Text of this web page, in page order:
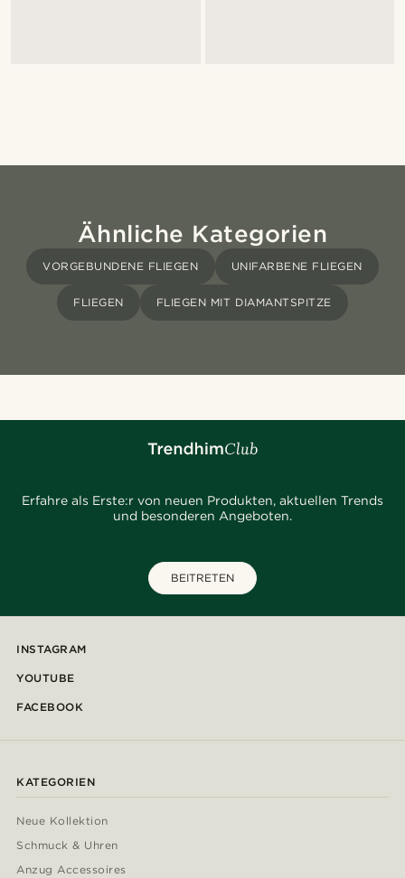
Ähnliche Kategorien
VORGEBUNDENE FLIEGEN UNIFARBENE FLIEGEN
FLIEGEN FLIEGEN MIT DIAMANTSPITZE
Erfahre als Erste:r von neuen Produkten, aktuellen Trends
und besonderen Angeboten.
BEITRETEN
INSTAGRAM
YOUTUBE
FACEBOOK
KATEGORIEN
Neue Kollektion
Schmuck & Uhren
Anzug Accessoires